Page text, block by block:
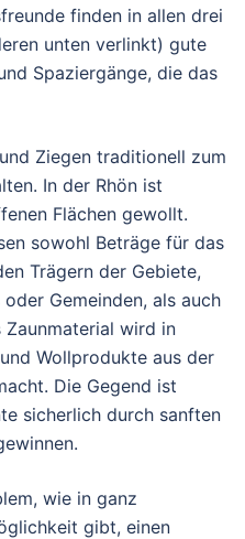
finden in allen drei
unten verlinkt) gute
Spaziergänge, die das
Ziegen traditionell zum
In der Rhön ist
Flächen gewollt.
sowohl Beträge für das
Trägern der Gebiete,
Gemeinden, als auch
Zaunmaterial wird in
Wollprodukte aus der
Die Gegend ist
sicherlich durch sanften
wie in ganz
gibt, einen